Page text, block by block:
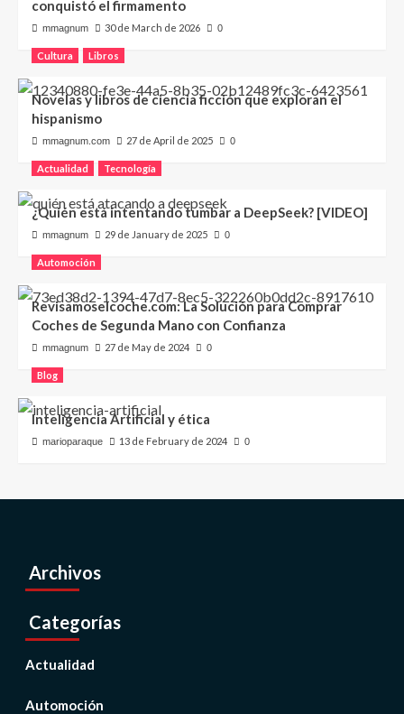
conquistó el firmamento
mmagnum 30 de March de 2026 0
Cultura Libros
Novelas y libros de ciencia ficción que exploran el
hispanismo
mmagnum.com 27 de April de 2025 0
Actualidad Tecnología
¿Quién está intentando tumbar a DeepSeek? [VIDEO]
mmagnum 29 de January de 2025 0
Automoción
Revisamoselcoche.com: La Solución para Comprar
Coches de Segunda Mano con Confianza
mmagnum 27 de May de 2024 0
Blog
Inteligencia Artificial y ética
marioparaque 13 de February de 2024 0
Archivos
Categorías
Actualidad
Automoción